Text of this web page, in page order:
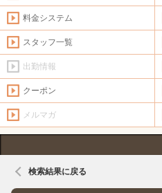
料金システム
スタッフ一覧
出勤情報
クーポン
メルマガ
検索結果に戻る